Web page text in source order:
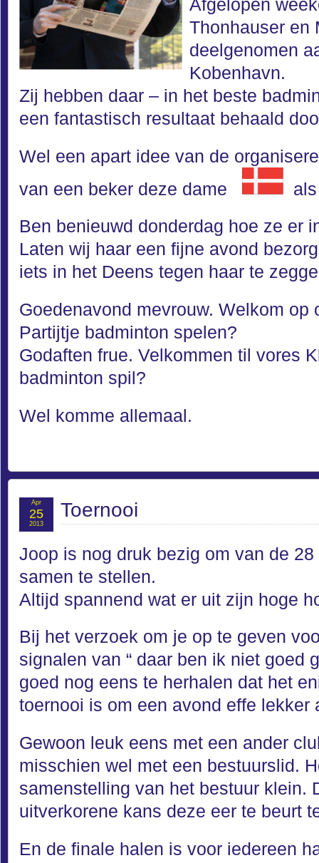
Afgelopen
Thonhauser en
deelgenomen
Kobenhavn.
Zij hebben daar – in het beste
een fantastisch resultaat behaald
Wel een apart idee van de
van een beker deze dame
Ben benieuwd donderdag hoe ze er
Laten wij haar een fijne avond
iets in het Deens tegen haar te
Goedenavond mevrouw. Welkom op
Partijtje badminton spelen?
Godaften frue. Velkommen til vores
badminton spil?
Wel komme allemaal.
Toernooi
Apr
25
2013
Joop is nog druk bezig om van de
samen te stellen.
Altijd spannend wat er uit zijn hoge
Bij het verzoek om je op te geven
signalen van “ daar ben ik niet goed
goed nog eens te herhalen dat het
toernooi is om een avond effe lekker
Gewoon leuk eens met een ander
misschien wel met een bestuurslid.
samenstelling van het bestuur klein.
uitverkorene kans deze eer te beurt
En de finale halen is voor iedereen